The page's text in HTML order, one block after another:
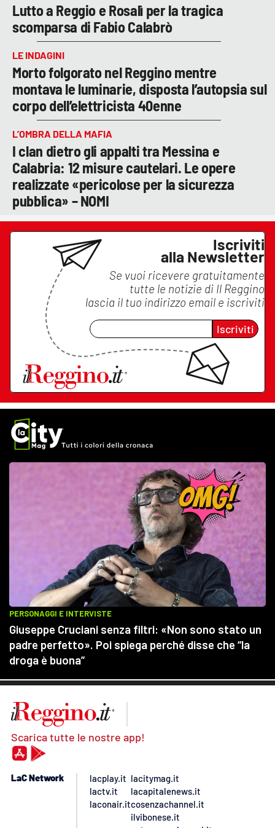
Lutto a Reggio e Rosalì per la tragica
scomparsa di Fabio Calabrò
LE INDAGINI
Morto folgorato nel Reggino mentre
montava le luminarie, disposta l’autopsia sul
corpo dell’elettricista 40enne
L’OMBRA DELLA MAFIA
I clan dietro gli appalti tra Messina e
Calabria: 12 misure cautelari. Le opere
realizzate «pericolose per la sicurezza
pubblica» – NOMI
Iscriviti
alla Newsletter
Se vuoi ricevere gratuitamente
tutte le notizie di Il Reggino
lascia il tuo indirizzo email e iscriviti
Iscriviti
Scarica tutte le nostre app!
LaC Network
lacplay.it
lactv.it
laconair.it
lacitymag.it
lacapitalenews.it
cosenzachannel.it
ilvibonese.it